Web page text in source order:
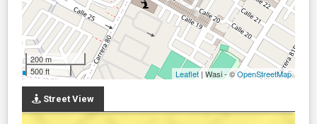
200 m
500 ft
Leaflet| Wasi - ©OpenStreetMap
Street View